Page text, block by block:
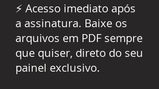
⚡ Acesso imediato após
a assinatura. Baixe os
arquivos em PDF sempre
que quiser, direto do seu
painel exclusivo.